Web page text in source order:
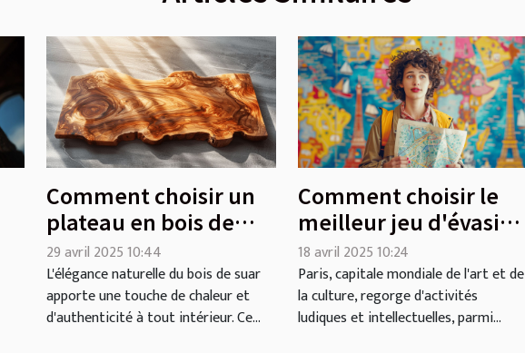
Comment choisir un
plateau en bois de
suar pour votre
intérieur
29 avril 2025 10:44
L'élégance naturelle du bois de suar
apporte une touche de chaleur et
d'authenticité à tout intérieur. Ce...
Comment choisir le
meilleur jeu d'évasion
thématique à Paris
18 avril 2025 10:24
Paris, capitale mondiale de l'art et de
la culture, regorge d'activités
ludiques et intellectuelles, parmi...